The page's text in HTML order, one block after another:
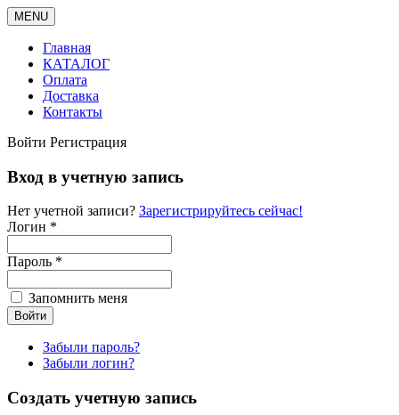
MENU
Главная
КАТАЛОГ
Оплата
Доставка
Контакты
Войти Регистрация
Вход в учетную запись
Нет учетной записи? Зарегистрируйтесь сейчас!
Логин *
Пароль *
Запомнить меня
Забыли пароль?
Забыли логин?
Создать учетную запись